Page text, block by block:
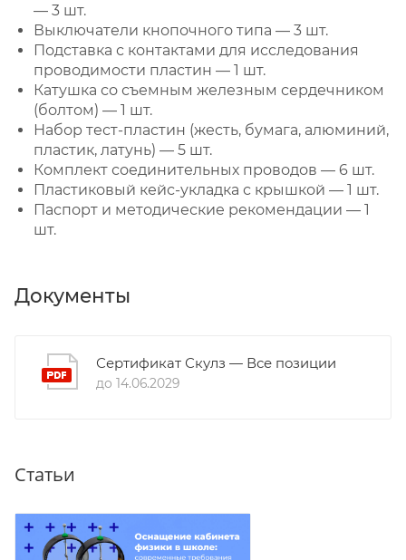
— 3 шт.
Выключатели кнопочного типа — 3 шт.
Подставка с контактами для исследования
проводимости пластин — 1 шт.
Катушка со съемным железным сердечником
(болтом) — 1 шт.
Набор тест-пластин (жесть, бумага, алюминий,
пластик, латунь) — 5 шт.
Комплект соединительных проводов — 6 шт.
Пластиковый кейс-укладка с крышкой — 1 шт.
Паспорт и методические рекомендации — 1
шт.
Документы
Сертификат Скулз — Все позиции
до 14.06.2029
Статьи